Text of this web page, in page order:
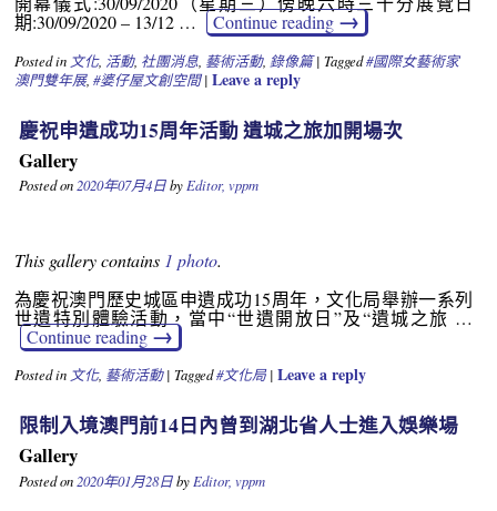
期:30/09/2020 – 13/12 …
Continue reading →
Posted in 文化, 活動, 社團消息, 藝術活動, 錄像篇| Tagged#國際女藝術家
澳門雙年展, #婆仔屋文創空間| Leave a reply
慶祝申遺成功15周年活動 遺城之旅加開場次
Gallery
Posted on 2020年07月4日by Editor, vppm
This gallery contains 1 photo.
為慶祝澳門歷史城區申遺成功15周年，文化局舉辦一系列
世遺特別體驗活動，當中“世遺開放日”及“遺城之旅 …
Continue reading→
Posted in 文化, 藝術活動| Tagged#文化局| Leave a reply
限制入境澳門前14日內曾到湖北省人士進入娛樂場
Gallery
Posted on 2020年01月28日by Editor, vppm